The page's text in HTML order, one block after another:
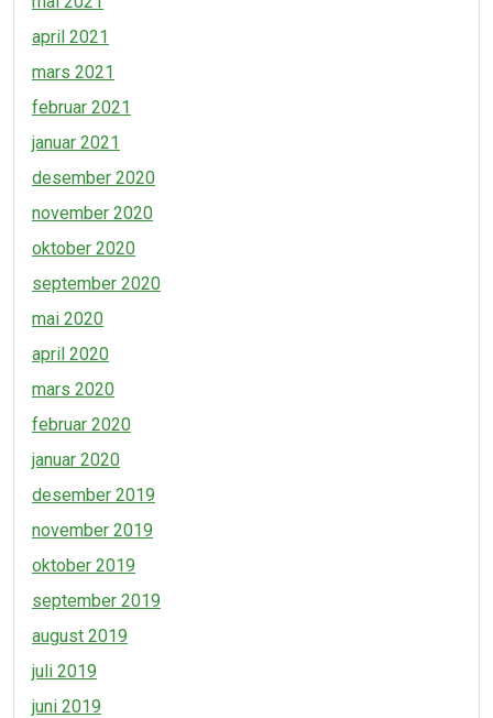
april 2021
mars 2021
februar 2021
januar 2021
desember 2020
november 2020
oktober 2020
september 2020
mai 2020
april 2020
mars 2020
februar 2020
januar 2020
desember 2019
november 2019
oktober 2019
september 2019
august 2019
juli 2019
juni 2019